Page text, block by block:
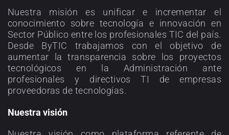
Nuestra misión es unificar e incrementar el
conocimiento sobre tecnología e innovación en
Sector Público entre los profesionales TIC del país.
Desde ByTIC trabajamos con el objetivo de
aumentar la transparencia sobre los proyectos
tecnológicos en la Administración ante
profesionales y directivos TI de empresas
proveedoras de tecnologías.
Nuestra visión